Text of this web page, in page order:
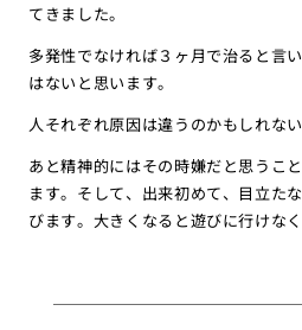
てきました。
多発性でなければ３ヶ月で治ると言
はないと思います。
人それぞれ原因は違うのかもしれな
あと精神的にはその時嫌だと思うこ
ます。そして、出来初めて、目立た
びます。大きくなると遊びに行けな